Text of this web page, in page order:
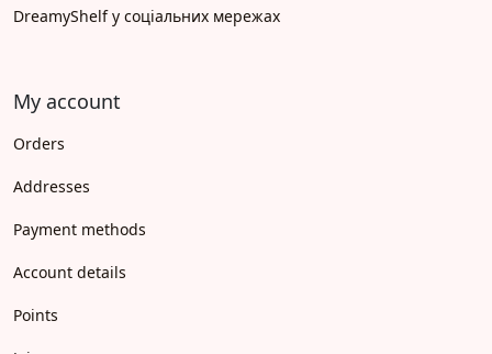
DreamyShelf у соціальних мережах
My account
Orders
Addresses
Payment methods
Account details
Points